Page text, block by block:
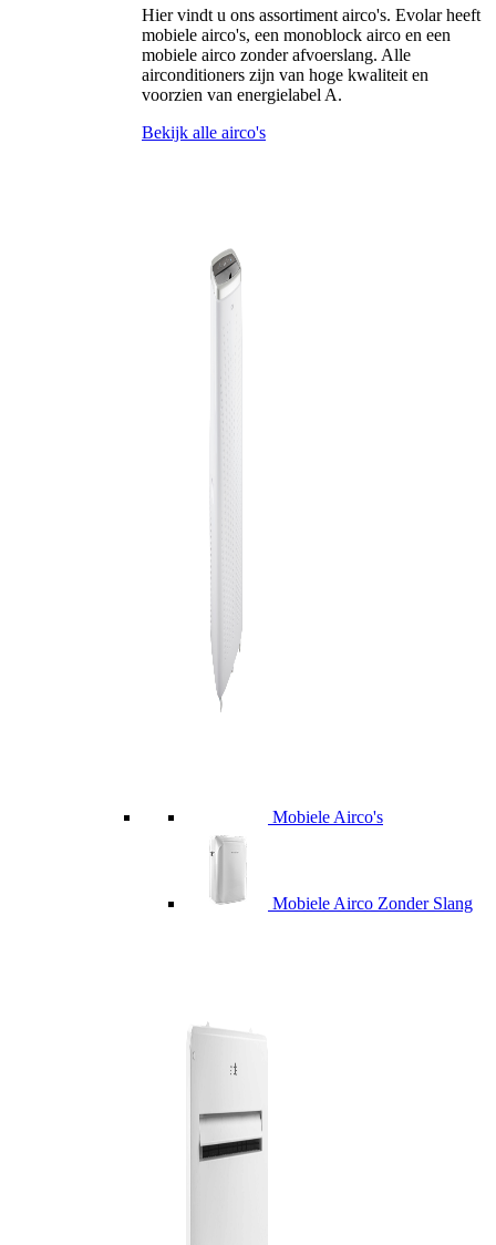
Hier vindt u ons assortiment airco's. Evolar heeft
mobiele airco's, een monoblock airco en een
mobiele airco zonder afvoerslang. Alle
airconditioners zijn van hoge kwaliteit en
voorzien van energielabel A.
Bekijk alle airco's
Mobiele Airco's
Mobiele Airco Zonder Slang